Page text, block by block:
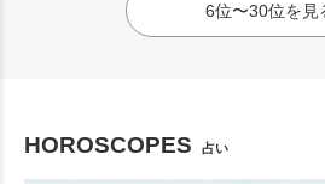
6位〜30位を見
HOROSCOPES 占い